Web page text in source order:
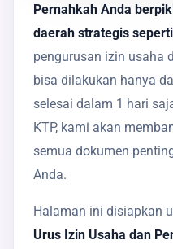
Pernahkah Anda
daerah strategis
pengurusan izin usaha
bisa dilakukan hanya
selesai dalam 1 hari
KTP, kami akan
semua dokumen
Anda.
Halaman ini disiapkan
Urus Izin Usaha dan